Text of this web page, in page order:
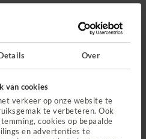
Over
van cookies
verkeer op onze website te
te verbeteren. Ook
cookies op bepaalde
en advertenties te
een zorgverlener zonder
deel van de kosten zelf.
een contract voor het
Vind een zorgverlener